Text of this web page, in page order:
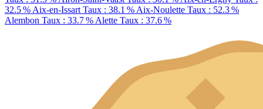
32.5 % Aix-en-Issart Taux : 38.1 % Aix-Noulette Taux : 52.3 %
Alembon Taux : 33.7 % Alette Taux : 37.6 %